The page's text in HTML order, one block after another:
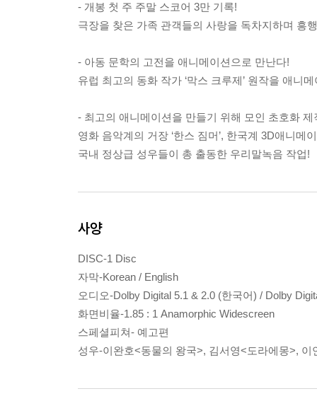
- 개봉 첫 주 주말 스코어 3만 기록!
극장을 찾은 가족 관객들의 사랑을 독차지하며 흥
- 아동 문학의 고전을 애니메이션으로 만난다!
유럽 최고의 동화 작가 ‘막스 크루제’ 원작을 애니
- 최고의 애니메이션을 만들기 위해 모인 초호화 제
영화 음악계의 거장 ‘한스 짐머’, 한국계 3D애니메이
국내 정상급 성우들이 총 출동한 우리말녹음 작업!
사양
DISC-1 Disc
자막-Korean / English
오디오-Dolby Digital 5.1 & 2.0 (한국어) / Dolby
화면비율-1.85 : 1 Anamorphic Widescreen
스페셜피쳐- 예고편
성우-이완호<동물의 왕국>, 김서영<도라에몽>, 이